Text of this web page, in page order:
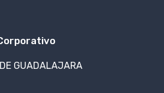
GUADALAJARA